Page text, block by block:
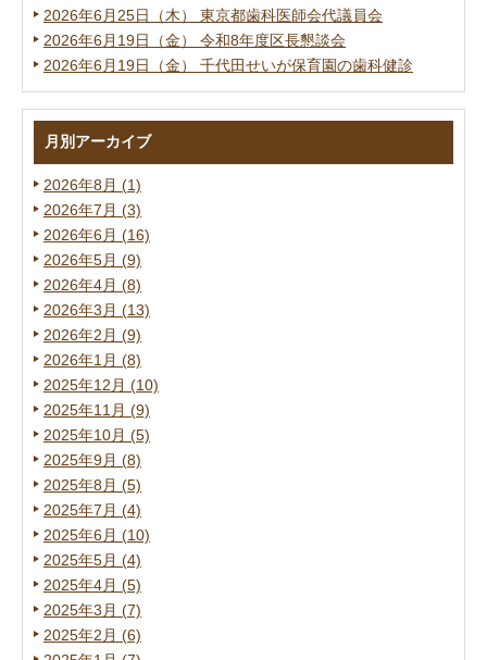
2026年6月25日（木） 東京都歯科医師会代議員会
2026年6月19日（金） 令和8年度区長懇談会
2026年6月19日（金） 千代田せいが保育園の歯科健診
月別アーカイブ
2026年8月 (1)
2026年7月 (3)
2026年6月 (16)
2026年5月 (9)
2026年4月 (8)
2026年3月 (13)
2026年2月 (9)
2026年1月 (8)
2025年12月 (10)
2025年11月 (9)
2025年10月 (5)
2025年9月 (8)
2025年8月 (5)
2025年7月 (4)
2025年6月 (10)
2025年5月 (4)
2025年4月 (5)
2025年3月 (7)
2025年2月 (6)